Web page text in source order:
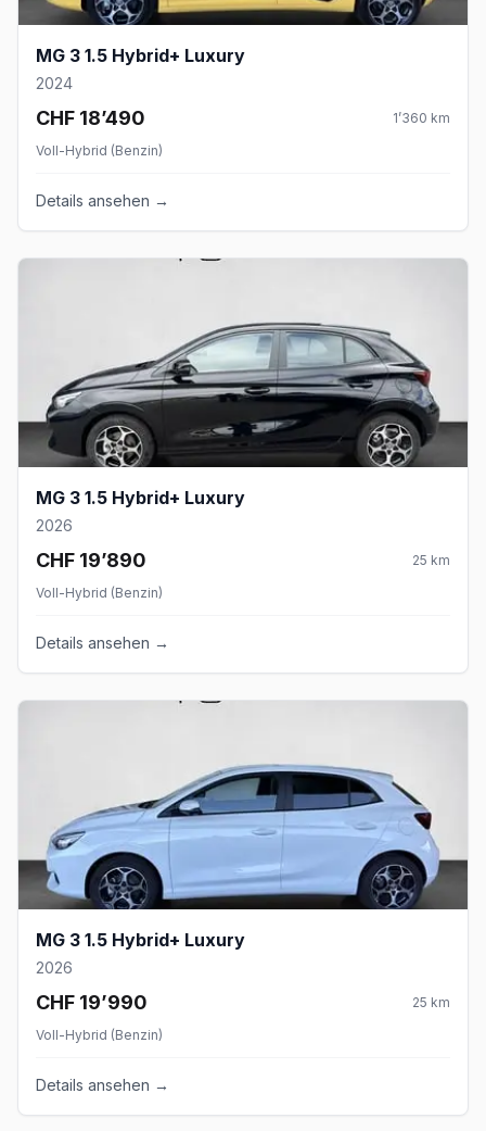
MG 3 1.5 Hybrid+ Luxury
2024
CHF 18’490 1’360 km
Voll-Hybrid (Benzin)
Details ansehen →
MG 3 1.5 Hybrid+ Luxury
2026
CHF 19’890 25 km
Voll-Hybrid (Benzin)
Details ansehen →
MG 3 1.5 Hybrid+ Luxury
2026
CHF 19’990 25 km
Voll-Hybrid (Benzin)
Details ansehen →